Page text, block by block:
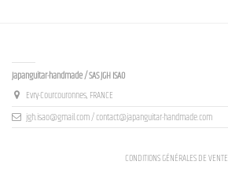
Japanguitar-handmade / SAS JGH ISAO
Evry-Courcouronnes, FRANCE
jgh.isao@gmail.com / contact@japanguitar-handmade.com
CONDITIONS GÉNÉRALES DE VENTE